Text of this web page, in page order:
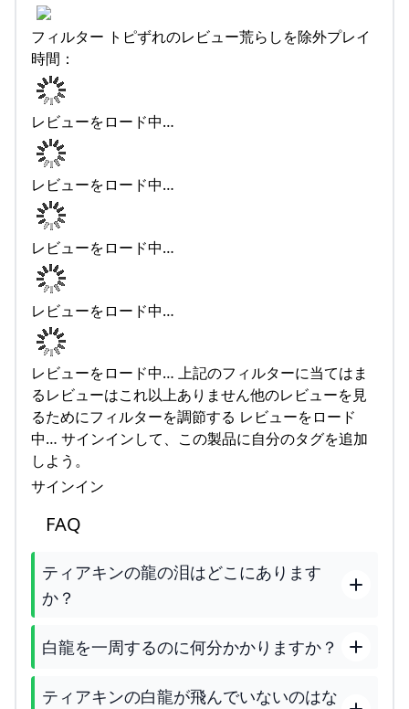
フィルター トピずれのレビュー荒らしを除外プレイ
時間：
レビューをロード中…
レビューをロード中…
レビューをロード中…
レビューをロード中…
レビューをロード中… 上記のフィルターに当てはま
るレビューはこれ以上ありません他のレビューを見
るためにフィルターを調節する レビューをロード
中… サインインして、この製品に自分のタグを追加
しよう。
サインイン
FAQ
ティアキンの龍の泪はどこにあります
か？
白龍を一周するのに何分かかりますか？
ティアキンの白龍が飛んでいないのはな